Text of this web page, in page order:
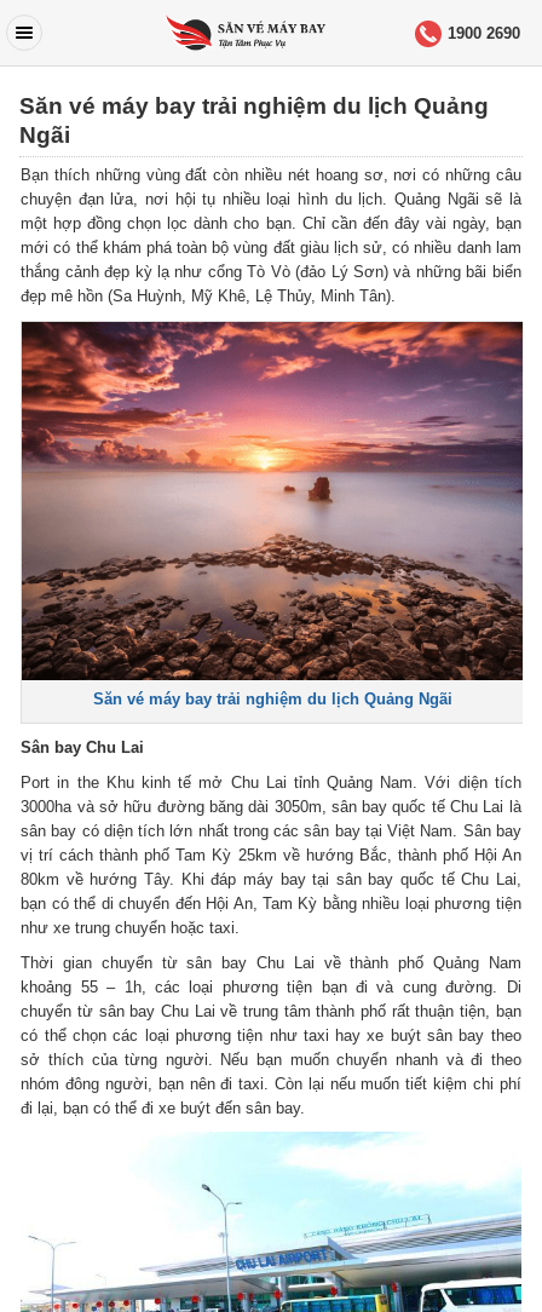
1900 2690
Săn vé máy bay trải nghiệm du lịch Quảng
Ngãi
Bạn thích những vùng đất còn nhiều nét hoang sơ, nơi có những câu
chuyện đạn lửa, nơi hội tụ nhiều loại hình du lịch. Quảng Ngãi sẽ là
một hợp đồng chọn lọc dành cho bạn. Chỉ cần đến đây vài ngày, bạn
mới có thể khám phá toàn bộ vùng đất giàu lịch sử, có nhiều danh lam
thắng cảnh đẹp kỳ lạ như cổng Tò Vò (đảo Lý Sơn) và những bãi biển
đẹp mê hồn (Sa Huỳnh, Mỹ Khê, Lệ Thủy, Minh Tân).
Săn vé máy bay trải nghiệm du lịch Quảng Ngãi
Sân bay Chu Lai
Port in the Khu kinh tế mở Chu Lai tỉnh Quảng Nam.Với diện tích
3000ha và sở hữu đường băng dài 3050m, sân bay quốc tế Chu Lai là
sân bay có diện tích lớn nhất trong các sân bay tại Việt Nam. Sân bay
vị trí cách thành phố Tam Kỳ 25km về hướng Bắc, thành phố Hội An
80km về hướng Tây. Khi đáp máy bay tại sân bay quốc tế Chu Lai,
bạn có thể di chuyển đến Hội An, Tam Kỳ bằng nhiều loại phương tiện
như xe trung chuyển hoặc taxi.
Thời gian chuyển từ sân bay Chu Lai về thành phố Quảng Nam
khoảng 55 – 1h, các loại phương tiện bạn đi và cung đường. Di
chuyển từ sân bay Chu Lai về trung tâm thành phố rất thuận tiện, bạn
có thể chọn các loại phương tiện như taxi hay xe buýt sân bay theo
sở thích của từng người. Nếu bạn muốn chuyển nhanh và đi theo
nhóm đông người, bạn nên đi taxi. Còn lại nếu muốn tiết kiệm chi phí
đi lại, bạn có thể đi xe buýt đến sân bay.